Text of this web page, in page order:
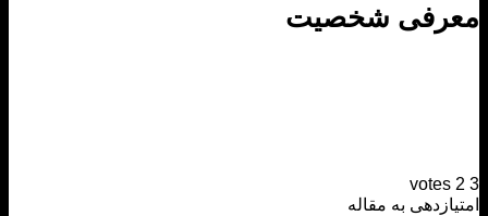
شخصیت
votes
به مقاله